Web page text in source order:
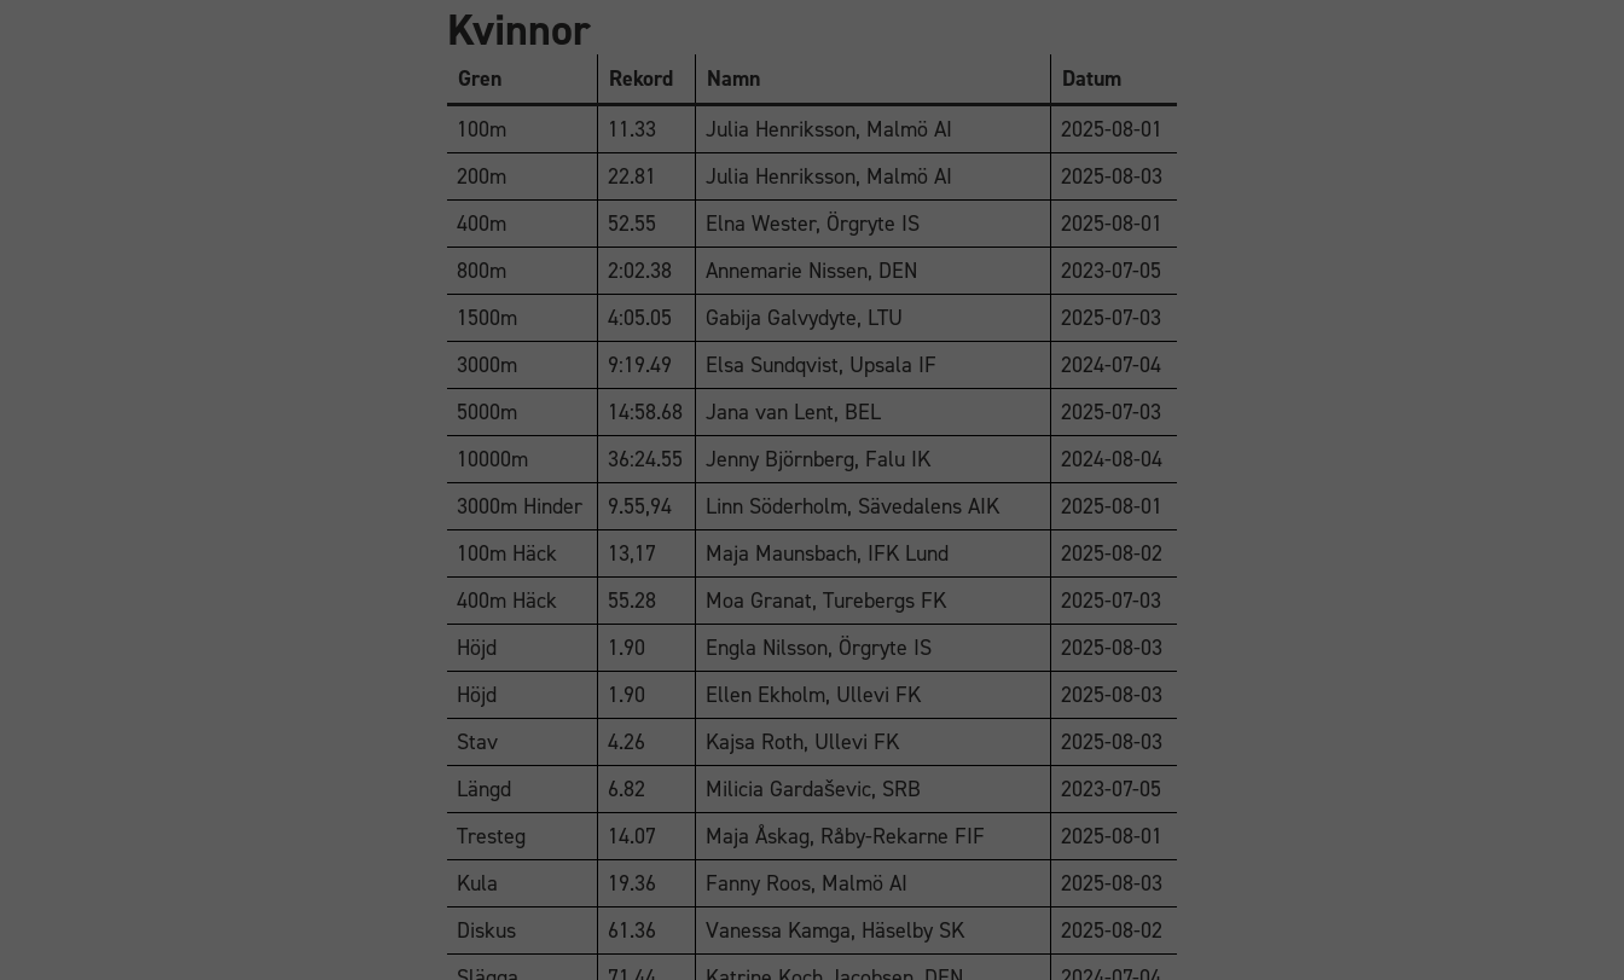
Kvinnor
Gren Rekord Namn
Datum
100m
11.33 Julia Henriksson, Malmö AI
2025-08-01
200m
22.81 Julia Henriksson, Malmö AI
2025-08-03
400m
52.55 Elna Wester, Örgryte IS
2025-08-01
800m
2:02.38 Annemarie Nissen, DEN
2023-07-05
1500m
4:05.05 Gabija Galvydyte, LTU
2025-07-03
3000m
9:19.49 Elsa Sundqvist, Upsala IF
2024-07-04
5000m
14:58.68 Jana van Lent, BEL
2025-07-03
10000m
36:24.55 Jenny Björnberg, Falu IK
2024-08-04
3000m Hinder
9.55,94 Linn Söderholm, Sävedalens AIK
2025-08-01
100m Häck
13,17 Maja Maunsbach, IFK Lund
2025-08-02
400m Häck
55.28 Moa Granat, Turebergs FK
2025-07-03
Höjd
1.90 Engla Nilsson, Örgryte IS
2025-08-03
Höjd
1.90 Ellen Ekholm, Ullevi FK
2025-08-03
Stav
4.26 Kajsa Roth, Ullevi FK
2025-08-03
Längd
6.82 Milicia Gardaševic, SRB
2023-07-05
Tresteg
14.07 Maja Åskag, Råby-Rekarne FIF
2025-08-01
Kula
19.36 Fanny Roos, Malmö AI
2025-08-03
Diskus
61.36 Vanessa Kamga, Häselby SK
2025-08-02
Nödvändiga
Dessa
cookies går
inte att välja
bort. De
behövs för
att
hemsidan
över huvud
taget ska